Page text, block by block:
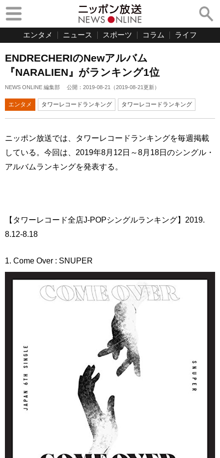
エンタメ ニュース スポーツ コラム ライフ
ENDRECHERIのNewアルバム
『NARALIEN』がランキング1位
NEWS ONLINE 編集部 公開： 2019-08-21 （2019-08-21更新）
エンタメ タワーレコードランキング タワーレコードランキング
ニッポン放送では、タワーレコードランキングを毎週掲載
している。今回は、2019年8月12日～8月18日のシングル・
アルバムランキングを発表する。
【タワーレコード全店J-POPシングルランキング】2019.
8.12-8.18
1. Come Over : SNUPER